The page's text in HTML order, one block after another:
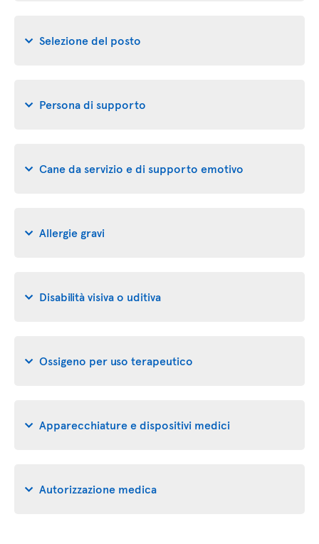
Selezione del posto
Persona di supporto
Cane da servizio e di supporto emotivo
Allergie gravi
Disabilità visiva o uditiva
Ossigeno per uso terapeutico
Apparecchiature e dispositivi medici
Autorizzazione medica